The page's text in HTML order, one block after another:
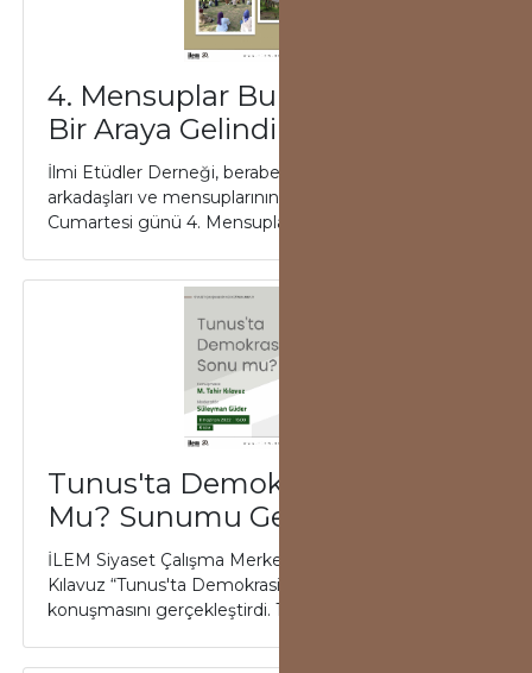
4. Mensuplar Buluşması'nda
Bir Araya Gelindi
İlmi Etüdler Derneği, beraber yürüdüğü yol
arkadaşları ve mensuplarının katılımlarıyla 18 Haziran
Cumartesi günü 4. Mensuplar Buluşması’nda ...
Tunus'ta Demokrasinin Sonu
Mu? Sunumu Gerçekleşti
İLEM Siyaset Çalışma Merkezi sunumlarında M. Tahir
Kılavuz “Tunus'ta Demokrasinin Sonu mu?’ başlıklı
konuşmasını gerçekleştirdi. 11 Haziran ...